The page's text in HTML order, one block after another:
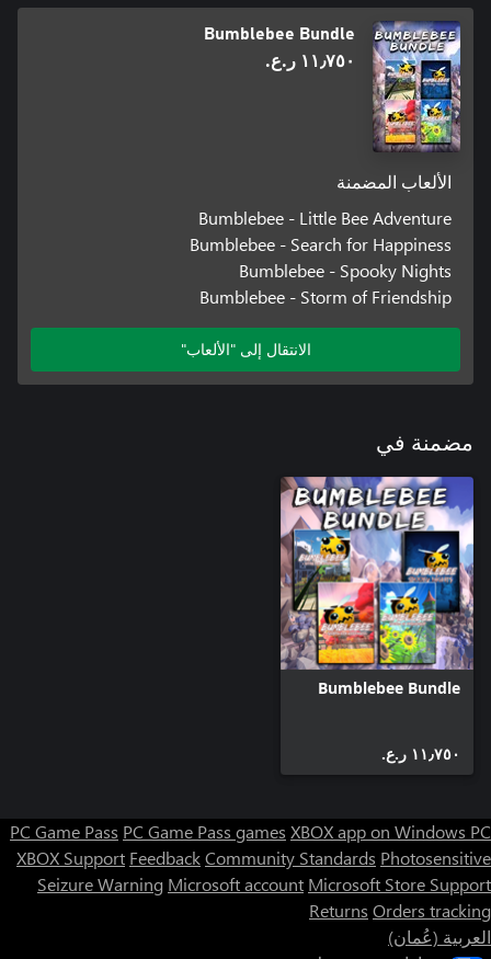
Bumblebee Bundle
١١٫٧٥٠ ر.ع.‏
الألعاب المضمنة
Bumblebee - Little Bee Adventure
Bumblebee - Search for Happiness
Bumblebee - Spooky Nights
Bumblebee - Storm of Friendship
الانتقال إلى "الألعاب"
مضمنة في
Bumblebee Bundle
١١٫٧٥٠ ر.ع.‏
PC Game Pass PC Game Pass games XBOX app on Windows PC
XBOX Support FeedbackCommunity Standards Photosensitive
Seizure Warning Microsoft account Microsoft Store Support
Returns Orders tracking
العربية (عُمان)